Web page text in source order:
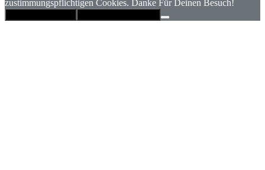
zustimmungspflichtigen Cookies. Danke Für Deinen Besuch!